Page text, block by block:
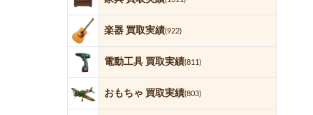
楽器 買取実績(922)
電動工具 買取実績(811)
おもちゃ 買取実績(803)